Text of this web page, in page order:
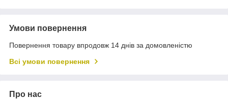
Умови повернення
Повернення товару впродовж 14 днів за домовленістю
Всі умови повернення
Про нас